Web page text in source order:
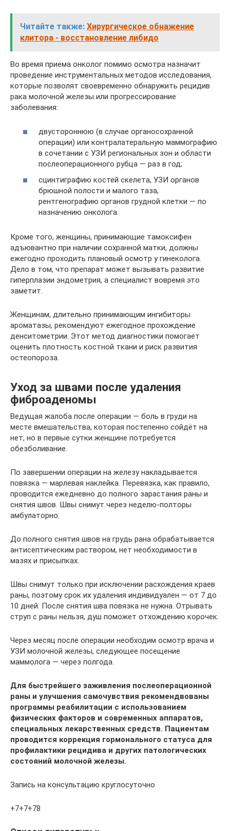
Читайте также: Хирургическое обнажение
клитора - восстановление либидо
Во время приема онколог помимо осмотра назначит
проведение инструментальных методов исследования,
которые позволят своевременно обнаружить рецидив
рака молочной железы или прогрессирование
заболевания:
двустороннюю (в случае органосохранной
операции) или контралатеральную маммографию
в сочетании с УЗИ региональных зон и области
послеоперационного рубца — раз в год;
сцинтиграфию костей скелета, УЗИ органов
брюшной полости и малого таза,
рентгенографию органов грудной клетки — по
назначению онколога.
Кроме того, женщины, принимающие тамоксифен
адъювантно при наличии сохранной матки, должны
ежегодно проходить плановый осмотр у гинеколога.
Дело в том, что препарат может вызывать развитие
гиперплазии эндометрия, а специалист вовремя это
заметит.
Женщинам, длительно принимающим ингибиторы
ароматазы, рекомендуют ежегодное прохождение
денситометрии. Этот метод диагностики помогает
оценить плотность костной ткани и риск развития
остеопороза.
Уход за швами после удаления
фиброаденомы
Ведущая жалоба после операции — боль в груди на
месте вмешательства, которая постепенно сойдёт на
нет, но в первые сутки женщине потребуется
обезболивание.
По завершении операции на железу накладывается
повязка — марлевая наклейка. Перевязка, как правило,
проводится ежедневно до полного зарастания раны и
снятия швов. Швы снимут через неделю-полторы
амбулаторно.
До полного снятия швов на грудь рана обрабатывается
антисептическим раствором, нет необходимости в
мазях и присыпках.
Швы снимут только при исключении расхождения краев
раны, поэтому срок их удаления индивидуален — от 7 до
10 дней. После снятия шва повязка не нужна. Отрывать
струп с раны нельзя, душ поможет отхождению корочек.
Через месяц после операции необходим осмотр врача и
УЗИ молочной железы, следующее посещение
маммолога — через полгода.
Для быстрейшего заживления послеоперационной
раны и улучшения самочувствия рекомендвованы
программы реабилитации с использованием
физических факторов и современных аппаратов,
специальных лекарственных средств. Пациентам
проводится коррекция гормонального статуса для
профилактики рецидива и других патологических
состояний молочной железы.
Запись на консультацию круглосуточно
+7+7+78